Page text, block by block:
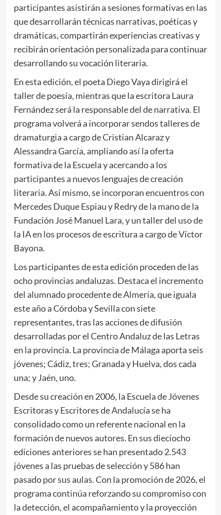
participantes asistirán a sesiones formativas en las
que desarrollarán técnicas narrativas, poéticas y
dramáticas, compartirán experiencias creativas y
recibirán orientación personalizada para continuar
desarrollando su vocación literaria.
En esta edición, el poeta Diego Vaya dirigirá el
taller de poesía, mientras que la escritora Laura
Fernández será la responsable del de narrativa. El
programa volverá a incorporar sendos talleres de
dramaturgia a cargo de Cristian Alcaraz y
Alessandra García, ampliando así la oferta
formativa de la Escuela y acercando a los
participantes a nuevos lenguajes de creación
literaria. Así mismo, se incorporan encuentros con
Mercedes Duque Espiau y Redry de la mano de la
Fundación José Manuel Lara, y un taller del uso de
la IA en los procesos de escritura a cargo de Víctor
Bayona.
Los participantes de esta edición proceden de las
ocho provincias andaluzas. Destaca el incremento
del alumnado procedente de Almería, que iguala
este año a Córdoba y Sevilla con siete
representantes, tras las acciones de difusión
desarrolladas por el Centro Andaluz de las Letras
en la provincia. La provincia de Málaga aporta seis
jóvenes; Cádiz, tres; Granada y Huelva, dos cada
una; y Jaén, uno.
Desde su creación en 2006, la Escuela de Jóvenes
Escritoras y Escritores de Andalucía se ha
consolidado como un referente nacional en la
formación de nuevos autores. En sus dieciocho
ediciones anteriores se han presentado 2.543
jóvenes a las pruebas de selección y 586 han
pasado por sus aulas. Con la promoción de 2026, el
programa continúa reforzando su compromiso con
la detección, el acompañamiento y la proyección